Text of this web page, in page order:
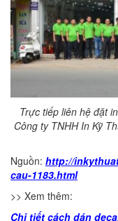
Trực tiếp liên hệ đặt
Công ty TNHH In Kỹ
Nguồn: http://
cau-1183.html
>> Xem thêm:
Chi tiết cách dán